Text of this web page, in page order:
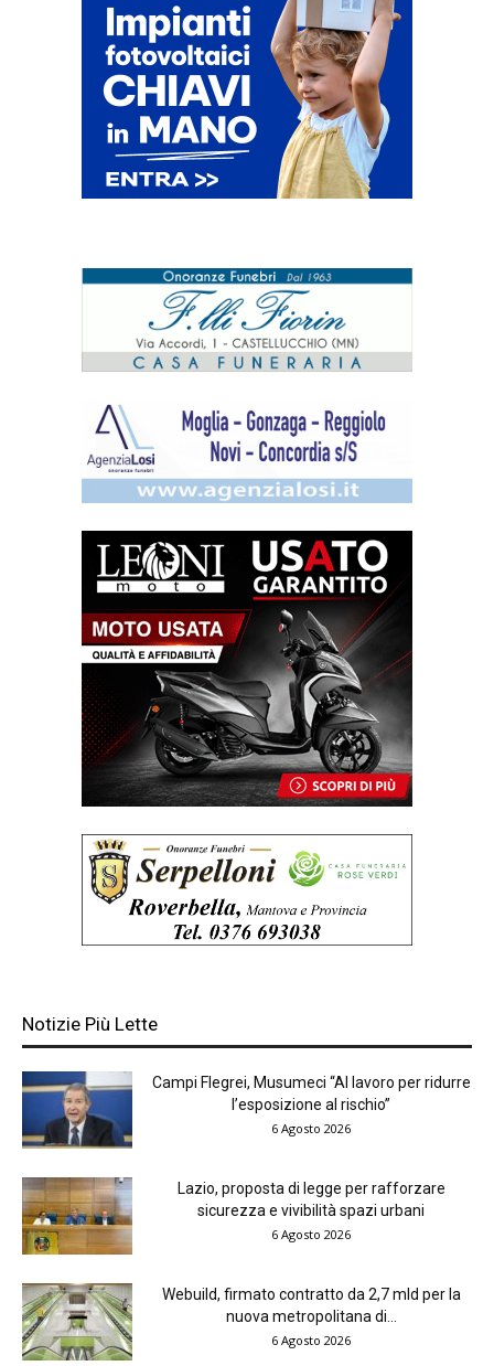
Notizie Più Lette
Campi Flegrei, Musumeci “Al lavoro per ridurre
l’esposizione al rischio”
6 Agosto 2026
Lazio, proposta di legge per rafforzare
sicurezza e vivibilità spazi urbani
6 Agosto 2026
Webuild, firmato contratto da 2,7 mld per la
nuova metropolitana di...
6 Agosto 2026